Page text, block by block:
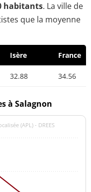
habitants. La ville de
que la moyenne
Isère France
32.88 34.56
à Salagnon
(APL) - DREES